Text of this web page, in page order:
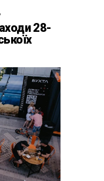
28-